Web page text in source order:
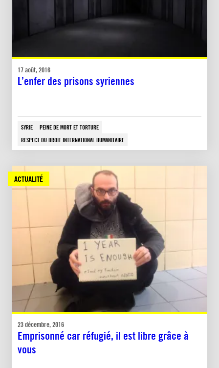
17 août, 2016
L’enfer des prisons syriennes
SYRIE
PEINE DE MORT ET TORTURE
RESPECT DU DROIT INTERNATIONAL HUMANITAIRE
ACTUALITÉ
23 décembre, 2016
Emprisonné car réfugié, il est libre grâce à
vous